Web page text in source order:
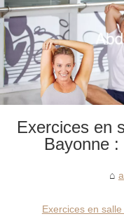
Exercices en
Bayonne
Exercices en